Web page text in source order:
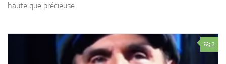
haute que précieuse.
2